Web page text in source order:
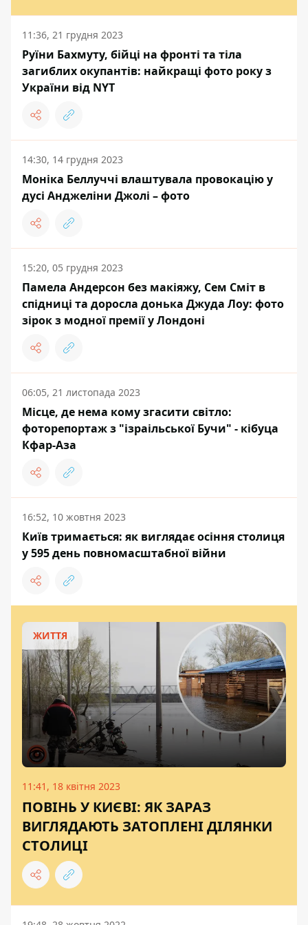
11:36, 21 грудня 2023
Руїни Бахмуту, бійці на фронті та тіла
загиблих окупантів: найкращі фото року з
України від NYT
14:30, 14 грудня 2023
Моніка Беллуччі влаштувала провокацію у
дусі Анджеліни Джолі – фото
15:20, 05 грудня 2023
Памела Андерсон без макіяжу, Сем Сміт в
спідниці та доросла донька Джуда Лоу: фото
зірок з модної премії у Лондоні
06:05, 21 листопада 2023
Місце, де нема кому згасити світло:
фоторепортаж з "ізраільської Бучи" - кібуца
Кфар-Аза
16:52, 10 жовтня 2023
Київ тримається: як виглядає осіння столиця
у 595 день повномасштабної війни
ЖИТТЯ
11:41, 18 квітня 2023
ПОВІНЬ У КИЄВІ: ЯК ЗАРАЗ
ВИГЛЯДАЮТЬ ЗАТОПЛЕНІ ДІЛЯНКИ
СТОЛИЦІ